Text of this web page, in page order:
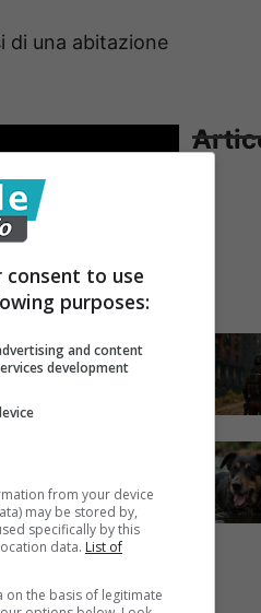
di una abitazione
to use
purposes:
and content
development
from your device
may be stored by,
specifically by this
data. List of
on the basis of legitimate